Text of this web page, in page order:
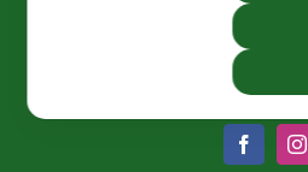
+39 02 24416880| PEC:
|